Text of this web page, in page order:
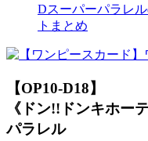
Dスーパーパラレ
トまとめ
【OP10-D18】
《ドン!!ドンキホー
パラレル